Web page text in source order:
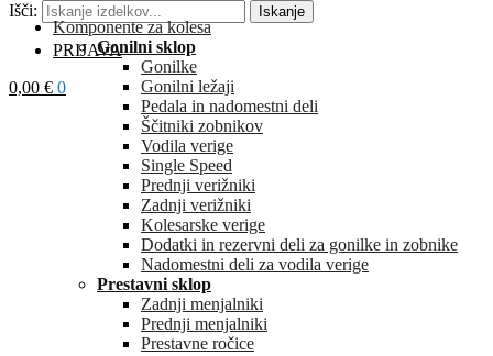
Išči: Iskanje
PRIJAVA
0,00 € 0
Komponente za kolesa
Gonilni sklop
Gonilke
Gonilni ležaji
Pedala in nadomestni deli
Ščitniki zobnikov
Vodila verige
Single Speed
Prednji verižniki
Zadnji verižniki
Kolesarske verige
Dodatki in rezervni deli za gonilke in zobnike
Nadomestni deli za vodila verige
Prestavni sklop
Zadnji menjalniki
Prednji menjalniki
Prestavne ročice